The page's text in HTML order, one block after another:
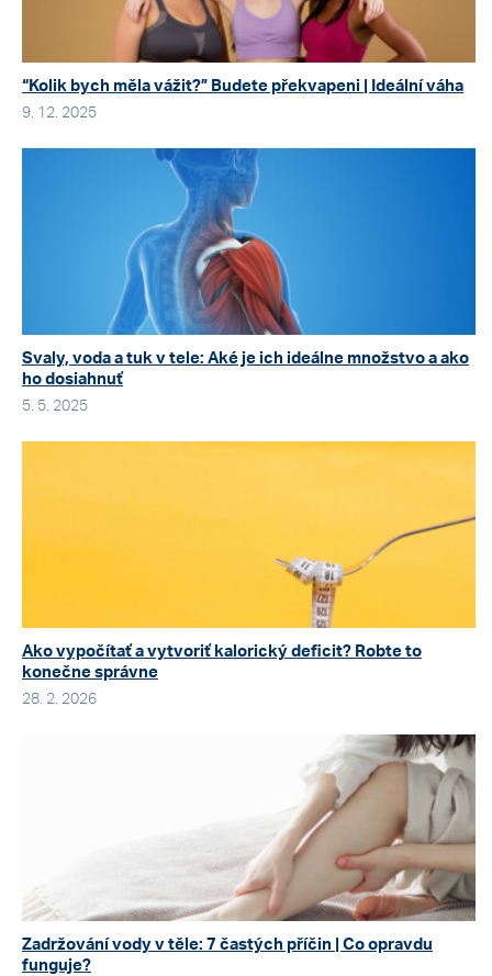
“Kolik bych měla vážit?” Budete překvapeni | Ideální váha
9. 12. 2025
Svaly, voda a tuk v tele: Aké je ich ideálne množstvo a ako
ho dosiahnuť
5. 5. 2025
Ako vypočítať a vytvoriť kalorický deficit? Robte to
konečne správne
28. 2. 2026
Zadržování vody v těle: 7 častých příčin | Co opravdu
funguje?